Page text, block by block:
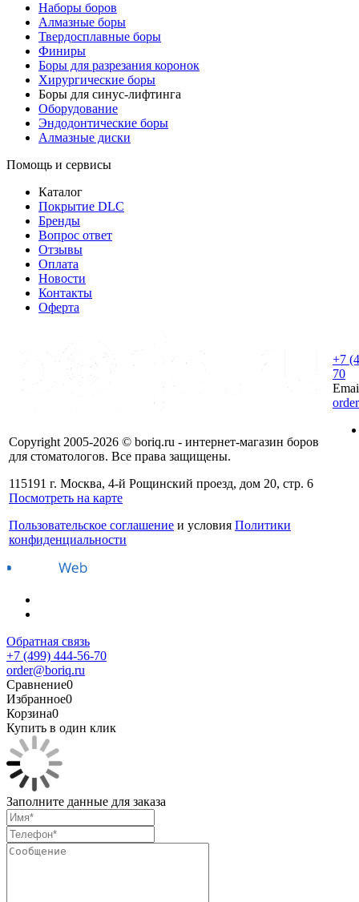
Наборы боров
Алмазные боры
Твердосплавные боры
Финиры
Боры для разрезания коронок
Хирургические боры
Боры для синус-лифтинга
Оборудование
Эндодонтические боры
Алмазные диски
Помощь и сервисы
Каталог
Покрытие DLC
Бренды
Вопрос ответ
Отзывы
Оплата
Новости
Контакты
Оферта
Copyright 2005-2026 © boriq.ru - интернет-магазин боров
для стоматологов. Все права защищены.
115191 г. Москва, 4-й Рощинский проезд, дом 20, стр. 6
Посмотреть на карте
Пользовательское соглашение и условия Политики
конфиденциальности
+7
70
Обратная связь
+7 (499) 444-56-70
order@boriq.ru
Сравнение0
Избранное0
Корзина0
Купить в один клик
Заполните данные для заказа